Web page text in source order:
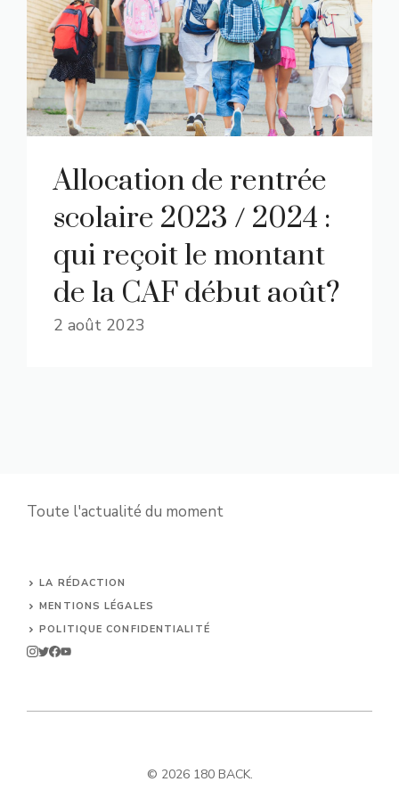
Allocation de rentrée
scolaire 2023 / 2024 :
qui reçoit le montant
de la CAF début août?
2 août 2023
Toute l'actualité du moment
LA RÉDACTION
MENTIONS LÉGALES
POLITIQUE CONFIDENTIALITÉ
© 2026 180 BACK.